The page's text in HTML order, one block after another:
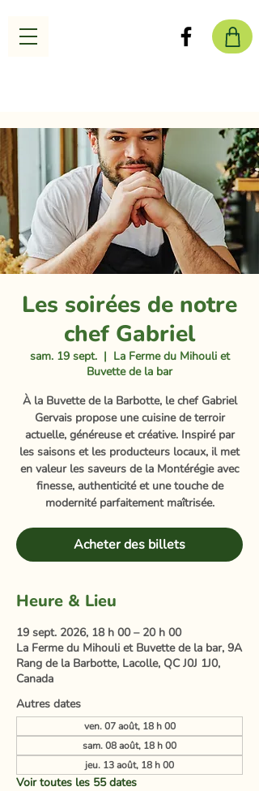
Les soirées de notre
chef Gabriel
sam. 19 sept.
  |
La Ferme du Mihouli et
Buvette de la bar
À la Buvette de la Barbotte, le chef Gabriel
Gervais propose une cuisine de terroir
actuelle, généreuse et créative. Inspiré par
les saisons et les producteurs locaux, il met
en valeur les saveurs de la Montérégie avec
finesse, authenticité et une touche de
modernité parfaitement maîtrisée.
Acheter des billets
Heure & Lieu
19 sept. 2026, 18 h 00 – 20 h 00
La Ferme du Mihouli et Buvette de la bar, 9A
Rang de la Barbotte, Lacolle, QC J0J 1J0,
Canada
Autres dates
ven. 07 août, 18 h 00
sam. 08 août, 18 h 00
jeu. 13 août, 18 h 00
Voir toutes les 55 dates